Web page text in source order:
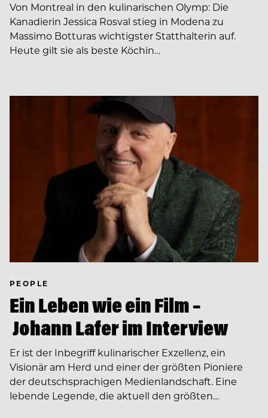
Von Montreal in den kulinarischen Olymp: Die
Kanadierin Jessica Rosval stieg in Modena zu
Massimo Botturas wichtigster Statthalterin auf.
Heute gilt sie als beste Köchin…
PEOPLE
Ein Leben wie ein Film –
Johann Lafer im Interview
Er ist der Inbegriff kulinarischer Exzellenz, ein
Visionär am Herd und einer der größten Pioniere
der deutschsprachigen Medienlandschaft. Eine
lebende Legende, die aktuell den größten…